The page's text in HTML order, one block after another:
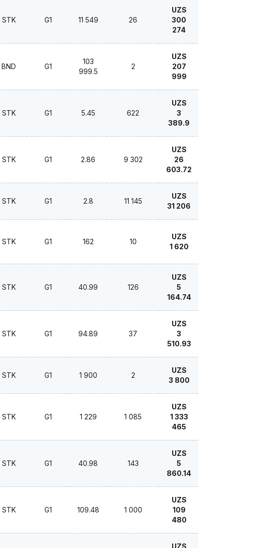
STK G1 11 549 26
UZS
300
274
BND G1
103
999.5
2
UZS
207
999
STK G1 5.45 622
UZS
3
389.9
STK G1 2.86 9 302
UZS
26
603.72
STK G1 2.8 11 145
UZS
31 206
STK G1 162 10
UZS
1 620
STK G1 40.99 126
UZS
5
164.74
STK G1 94.89 37
UZS
3
510.93
STK G1 1 900 2
UZS
3 800
STK G1 1 229 1 085
UZS
1 333
465
STK G1 40.98 143
UZS
5
860.14
STK G1 109.48 1 000
UZS
109
480
UZS